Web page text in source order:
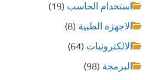
استخدام الحاسب (19)
الاجهزة الطبية (8)
الالكترونيات (64)
البرمجة (98)